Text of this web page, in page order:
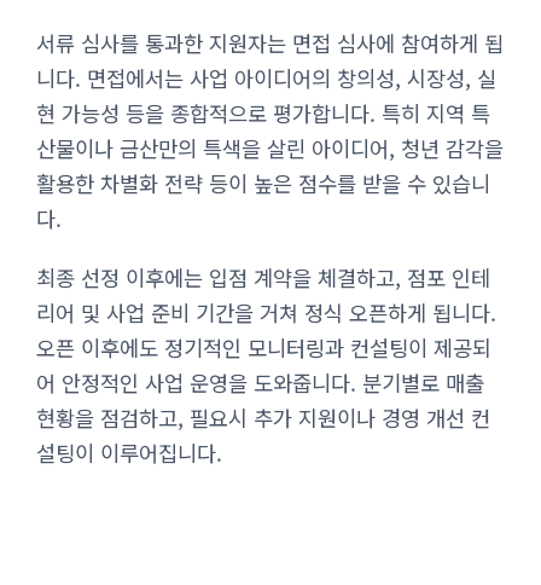
서류 심사를 통과한 지원자는 면접 심사에 참여하게 됩
니다. 면접에서는 사업 아이디어의 창의성, 시장성, 실
현 가능성 등을 종합적으로 평가합니다. 특히 지역 특
산물이나 금산만의 특색을 살린 아이디어, 청년 감각을
활용한 차별화 전략 등이 높은 점수를 받을 수 있습니
다.
최종 선정 이후에는 입점 계약을 체결하고, 점포 인테
리어 및 사업 준비 기간을 거쳐 정식 오픈하게 됩니다.
오픈 이후에도 정기적인 모니터링과 컨설팅이 제공되
어 안정적인 사업 운영을 도와줍니다. 분기별로 매출
현황을 점검하고, 필요시 추가 지원이나 경영 개선 컨
설팅이 이루어집니다.